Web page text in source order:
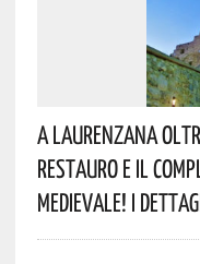
A Laurenzana
Restauro E Il
Medievale! I